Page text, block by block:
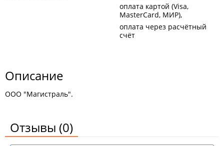
оплата картой (Visa,
MasterCard, МИР)
оплата через расчётный
счёт
Описание
ООО "Магистраль".
Отзывы (0)